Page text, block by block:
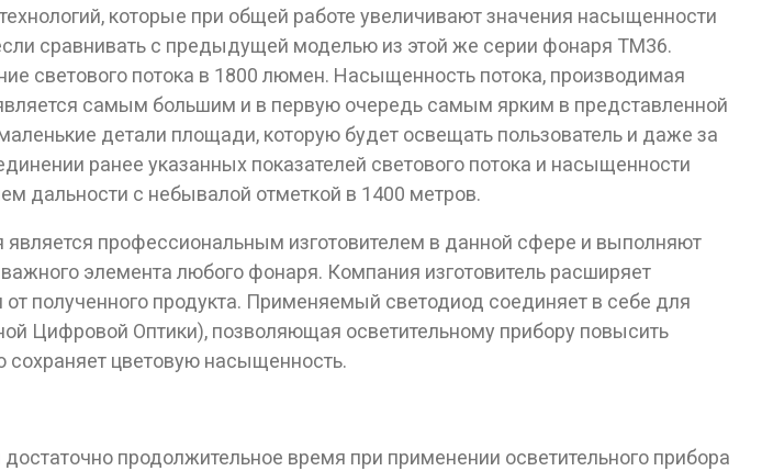
которые при общей работе увеличивают значения насыщенности
сравнивать с предыдущей моделью из этой же серии фонаря TM36.
светового потока в 1800 люмен. Насыщенность потока, производимая
самым большим и в первую очередь самым ярким в представленной
детали площади, которую будет освещать пользователь и даже за
ранее указанных показателей светового потока и насыщенности
дальности с небывалой отметкой в 1400 метров.
профессиональным изготовителем в данной сфере и выполняют
элемента любого фонаря. Компания изготовитель расширяет
полученного продукта. Применяемый светодиод соединяет в себе для
Цифровой Оптики), позволяющая осветительному прибору повысить
сохраняет цветовую насыщенность.
продолжительное время при применении осветительного прибора
18 лет?
НЕТ